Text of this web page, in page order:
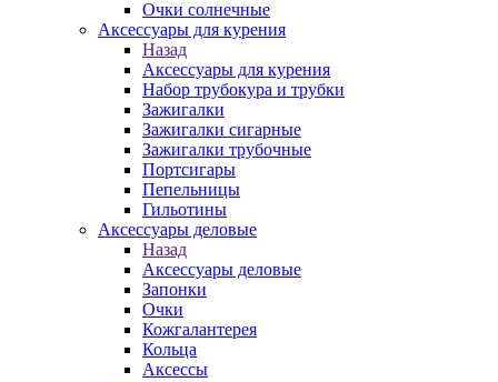
Очки солнечные
Аксессуары для курения
Назад
Аксессуары для курения
Набор трубокура и трубки
Зажигалки
Зажигалки сигарные
Зажигалки трубочные
Портсигары
Пепельницы
Гильотины
Аксессуары деловые
Назад
Аксессуары деловые
Запонки
Очки
Кожгалантерея
Кольца
Аксессы